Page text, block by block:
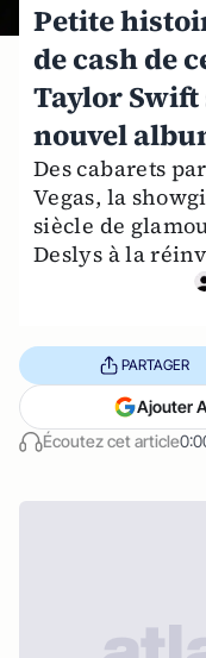
Petite
de cash de
Taylor Swift
nouvel
Des cabarets
Vegas, la
siècle de
Deslys à la
Écoutez cet article
PARTAGER
Ajouter